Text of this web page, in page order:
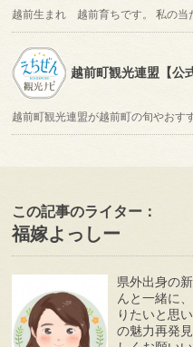
越前生まれ 越前育ちです。 私の当
越前町観光連盟【公
越前町観光連盟が越前町の旬やおす
この記事のライター：
福嫁よっしー
県外出身の
んと一緒に
りたいと思
の魅力再発